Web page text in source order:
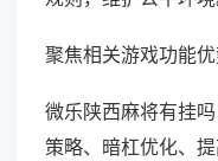
聚焦相关游戏功能优
微乐陕西麻将有挂
策略、暗杠优化、